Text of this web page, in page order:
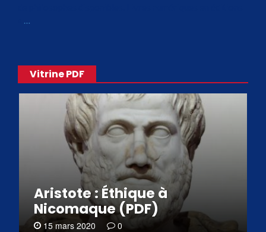
…
Vitrine PDF
Aristote : Éthique à
Nicomaque (PDF)
15 mars 2020 0